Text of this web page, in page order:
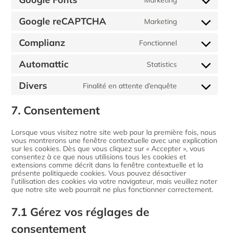
Google reCAPTCHA Marketing
Complianz Fonctionnel
Automattic Statistics
Divers Finalité en attente d’enquête
7. Consentement
Lorsque vous visitez notre site web pour la première fois, nous
vous montrerons une fenêtre contextuelle avec une explication
sur les cookies. Dès que vous cliquez sur « Accepter », vous
consentez à ce que nous utilisions tous les cookies et
extensions comme décrit dans la fenêtre contextuelle et la
présente politiquede cookies. Vous pouvez désactiver
l’utilisation des cookies via votre navigateur, mais veuillez noter
que notre site web pourrait ne plus fonctionner correctement.
7.1 Gérez vos réglages de
consentement